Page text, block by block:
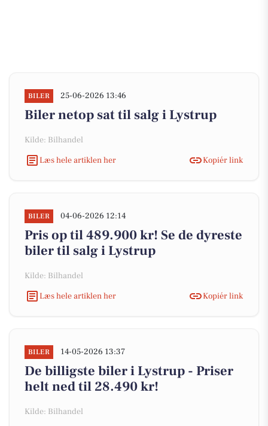
BILER 25-06-2026 13:46
Biler netop sat til salg i Lystrup
Kilde: Bilhandel
Læs hele artiklen her
Kopiér link
BILER 04-06-2026 12:14
Pris op til 489.900 kr! Se de dyreste
biler til salg i Lystrup
Kilde: Bilhandel
Læs hele artiklen her
Kopiér link
BILER 14-05-2026 13:37
De billigste biler i Lystrup - Priser
helt ned til 28.490 kr!
Kilde: Bilhandel